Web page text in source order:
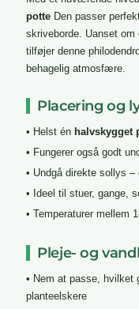
potteDen passer
skriveborde. Uanset om
tilføjer denne
behagelig atmosfære.
Placering og
• Helst én halvskygget
• Fungerer også godt
• Undgå direkte sollys
• Ideel til stuer, gange,
• Temperaturer mellem
Pleje- og
• Nem at passe, hvilket
planteelskere